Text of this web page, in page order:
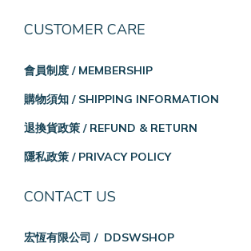
CUSTOMER CARE
會員制度 / MEMBERSHIP
購物須知 / SHIPPING INFORMATION
退換貨政策 / REFUND & RETURN
隱私政策 / PRIVACY POLICY
CONTACT US
宏恆有限公司 / DDSWSHOP